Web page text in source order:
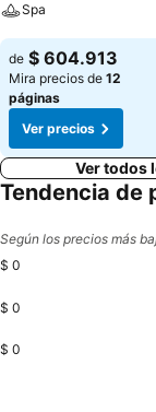
Spa
Ver precios
de $ 604.913
Mira precios de 12
páginas
Ver precios
Ver todos
Tendencia de
Según los precios más
$ 0
$ 0
$ 0